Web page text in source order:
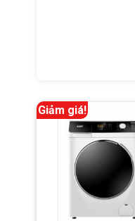
Giảm giá!